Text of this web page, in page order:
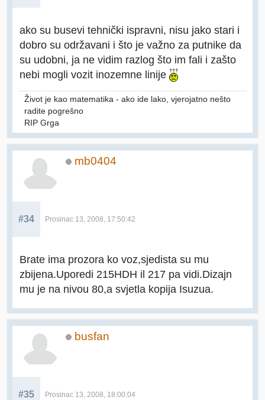
ako su busevi tehnički ispravni, nisu jako stari i
dobro su održavani i što je važno za putnike da
su udobni, ja ne vidim razlog što im fali i zašto
nebi mogli vozit inozemne linije
Život je kao matematika - ako ide lako, vjerojatno nešto
radite pogrešno
RIP Grga
mb0404
#34 Prosinac 13, 2008, 17:50:42
Brate ima prozora ko voz,sjedista su mu
zbijena.Uporedi 215HDH il 217 pa vidi.Dizajn
mu je na nivou 80,a svjetla kopija Isuzua.
busfan
#35 Prosinac 13, 2008, 18:00:04